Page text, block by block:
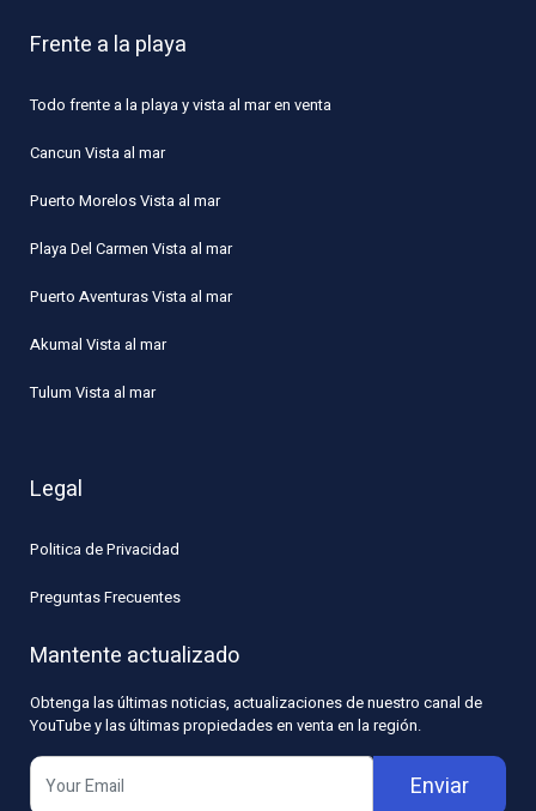
Frente a la playa
Todo frente a la playa y vista al mar en venta
Cancun Vista al mar
Puerto Morelos Vista al mar
Playa Del Carmen Vista al mar
Puerto Aventuras Vista al mar
Akumal Vista al mar
Tulum Vista al mar
Legal
Politica de Privacidad
Preguntas Frecuentes
Mantente actualizado
Obtenga las últimas noticias, actualizaciones de nuestro canal de
YouTube y las últimas propiedades en venta en la región.
Enviar